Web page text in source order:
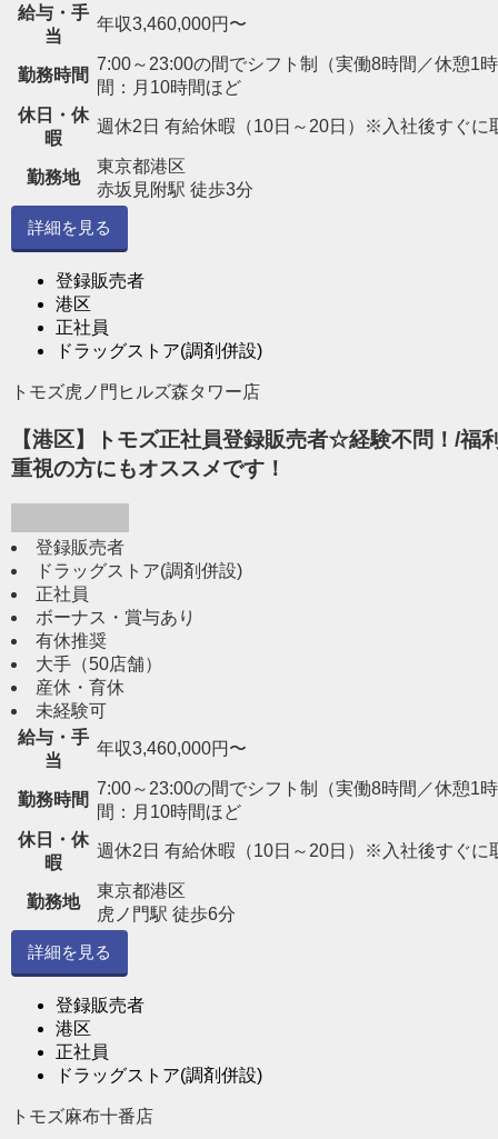
給与・手
当
年収3,460,000円〜
勤務時間
7:00～23:00の間でシフト制（実働8時間／休憩
間：月10時間ほど
休日・休
暇
週休2日 有給休暇（10日～20日）※入社後すぐに
勤務地
東京都港区
赤坂見附駅 徒歩3分
詳細を見る
登録販売者
港区
正社員
ドラッグストア(調剤併設)
トモズ虎ノ門ヒルズ森タワー店
【港区】トモズ正社員登録販売者☆経験不問！/
重視の方にもオススメです！
登録販売者
ドラッグストア(調剤併設)
正社員
ボーナス・賞与あり
有休推奨
大手（50店舗）
産休・育休
未経験可
給与・手
当
年収3,460,000円〜
勤務時間
7:00～23:00の間でシフト制（実働8時間／休憩
間：月10時間ほど
休日・休
暇
週休2日 有給休暇（10日～20日）※入社後すぐに
勤務地
東京都港区
虎ノ門駅 徒歩6分
詳細を見る
登録販売者
港区
正社員
ドラッグストア(調剤併設)
トモズ麻布十番店